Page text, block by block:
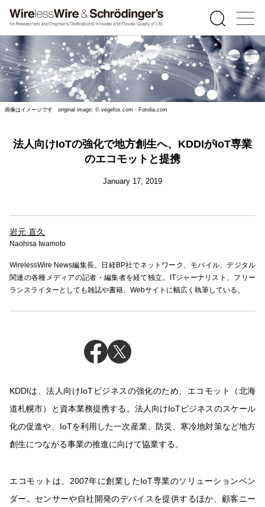
画像はイメージです original image: © vegefox.com - Fotolia.com
法人向けIoTの強化で地方創生へ、KDDIがIoT専業
のエコモットと提携
January 17, 2019
岩元 直久
Naohisa Iwamoto
WirelessWire News編集長。日経BP社でネットワーク、モバイル、デジタル
関連の各種メディアの記者・編集者を経て独立。ITジャーナリスト、フリー
ランスライターとしても雑誌や書籍、Webサイトに幅広く執筆している。
KDDIは、法人向けIoTビジネスの強化のため、エコモット（北海
道札幌市）と資本業務提携する。法人向けIoTビジネスのスケール
化の促進や、IoTを利用した一次産業、防災、寒冷地対策など地方
創生につながる事業の推進に向けて協業する。
エコモットは、2007年に創業したIoT専業のソリューションベン
ダー。センサーや自社開発のデバイスを提供するほか、顧客ニー